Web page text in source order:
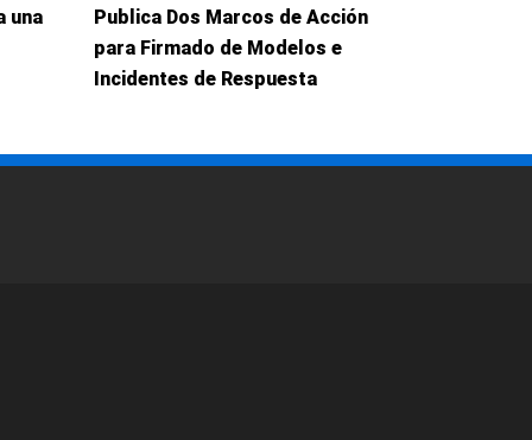
una
Publica Dos Marcos de Acción
para Firmado de Modelos e
Incidentes de Respuesta